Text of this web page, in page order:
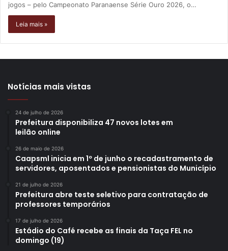
jogos – pelo Campeonato Paranaense Série Ouro 2026, o…
Leia mais »
Notícias mais vistas
24 de julho de 2026
Prefeitura disponibiliza 47 novos lotes em
leilão online
26 de maio de 2026
Caapsml inicia em 1º de junho o recadastramento de
servidores, aposentados e pensionistas do Município
21 de julho de 2026
Prefeitura abre teste seletivo para contratação de
professores temporários
17 de julho de 2026
Estádio do Café recebe as finais da Taça FEL no
domingo (19)